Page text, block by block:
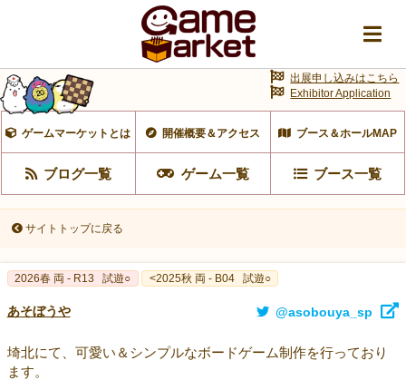
ゲームマーケットとは 開催概要＆アクセス ブース＆ホールMAP
ブログ一覧 ゲーム一覧 ブース一覧
出展申し込みはこちら
Exhibitor Application
サイトトップに戻る
2026春 両 - R13 試遊○ <2025秋 両 - B04 試遊○
あそぼうや @asobouya_sp
埼北にて、可愛い＆シンプルなボードゲーム制作を行っており
ます。